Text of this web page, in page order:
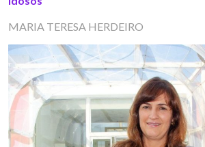
MARIA TERESA HERDEIRO